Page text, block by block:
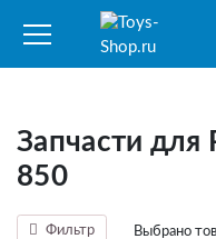
Запчасти для
850
Фильтр Выбрано